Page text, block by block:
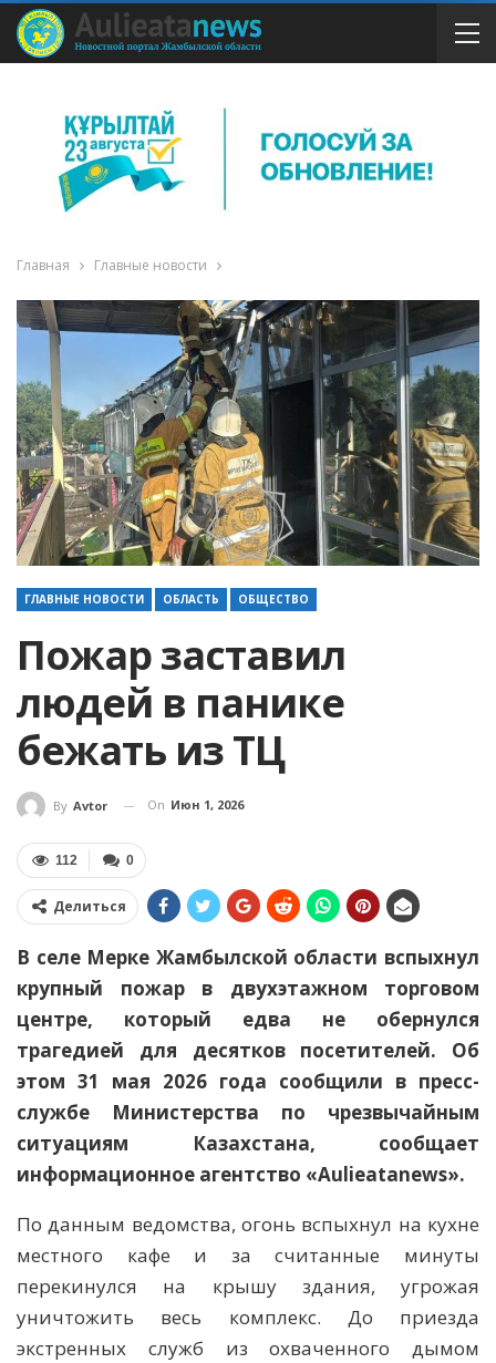
Главная Главные новости
ГЛАВНЫЕ НОВОСТИ ОБЛАСТЬ ОБЩЕСТВО
Пожар заставил
людей в панике
бежать из ТЦ
By Avtor On Июн 1, 2026
0
112
Делиться
В селе Мерке Жамбылской области вспыхнул
крупный пожар в двухэтажном торговом
центре, который едва не обернулся
трагедией для десятков посетителей. Об
этом 31 мая 2026 года сообщили в пресс-
службе Министерства по чрезвычайным
ситуациям Казахстана, сообщает
информационное агентство «Aulieаtanews».
По данным ведомства, огонь вспыхнул на кухне
местного кафе и за считанные минуты
перекинулся на крышу здания, угрожая
уничтожить весь комплекс. До приезда
экстренных служб из охваченного дымом